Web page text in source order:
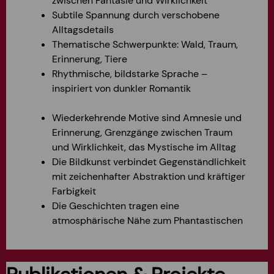
Subtile Spannung durch verschobene
Alltagsdetails
Thematische Schwerpunkte: Wald, Traum,
Erinnerung, Tiere
Rhythmische, bildstarke Sprache –
inspiriert von dunkler Romantik
Wiederkehrende Motive sind Amnesie und
Erinnerung, Grenzgänge zwischen Traum
und Wirklichkeit, das Mystische im Alltag
Die Bildkunst verbindet Gegenständlichkeit
mit zeichenhafter Abstraktion und kräftiger
Farbigkeit
Die Geschichten tragen eine
atmosphärische Nähe zum Phantastischen